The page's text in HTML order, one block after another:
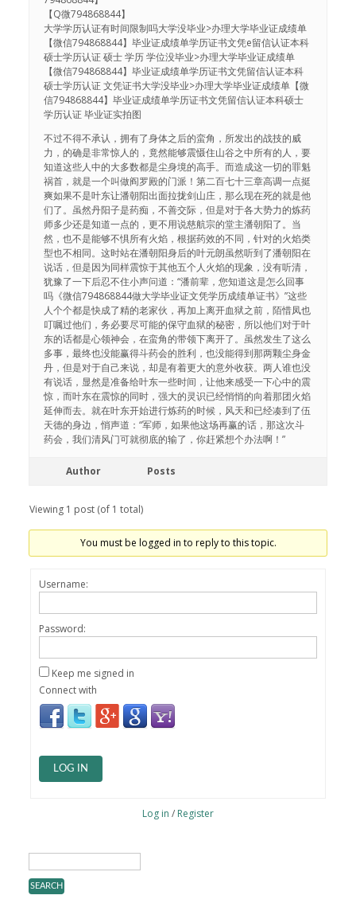
【Q微794868844】
大学学历认证有时间限制吗大学没毕业>办理大学毕业证成绩单
【微信794868844】毕业证成绩单学历证书文凭e留信认证本科
硕士学历认证 硕士 学历 学位没毕业>办理大学毕业证成绩单
【微信794868844】毕业证成绩单学历证书文凭留信认证本科
硕士学历认证 文凭证书大学没毕业>办理大学毕业证成绩单【微
信794868844】毕业证成绩单学历证书文凭留信认证本科硕士
学历认证 毕业证实拍图
不过不得不承认，拥有了身体之后的蛮角，所发出的战技的威
力，的确是非常惊人的，竟然能够震慑住山谷之中所有的人，要
知道这些人中的大多数都是尘身境的高手。而造成这一切的罪魁
祸首，就是一个叫做阎罗殿的门派！第二百七十三章高调一点挺
爽如果不是叶东让潘朝阳出面拉拢剑山庄，那么现在死的就是他
们了。虽然丹阳子是药痴，不善交际，但是对于各大势力的炼药
师多少还是知道一点的，更不用说慈航宗的堂主潘朝阳了。当
然，也不是能够不惧所有火焰，根据药效的不同，针对的火焰类
型也不相同。这时站在潘朝阳身后的叶元朗虽然听到了潘朝阳在
说话，但是因为同样震惊于其他五个人火焰的现象，没有听清，
犹豫了一下后忍不住小声问道：“潘前辈，您知道这是怎么回事
吗《微信794868844做大学毕业证文凭学历成绩单证书》”这些
人个个都是快成了精的老家伙，再加上离开血狱之前，陌惜凤也
叮嘱过他们，务必要尽可能的保守血狱的秘密，所以他们对于叶
东的话都是心领神会，在蛮角的带领下离开了。虽然发生了这么
多事，最终也没能赢得斗药会的胜利，也没能得到那两颗尘身金
丹，但是对于自己来说，却是有着更大的意外收获。两人谁也没
有说话，显然是准备给叶东一些时间，让他来感受一下心中的震
惊，而叶东在震惊的同时，强大的灵识已经悄悄的向着那团火焰
延伸而去。就在叶东开始进行炼药的时候，风天和已经凑到了伍
天德的身边，悄声道：“军师，如果他这场再赢的话，那这次斗
药会，我们清风门可就彻底的输了，你赶紧想个办法啊！”
Author Posts
Viewing 1 post (of 1 total)
You must be logged in to reply to this topic.
Username:
Password:
Keep me signed in
Connect with
LOG IN
Log in / Register